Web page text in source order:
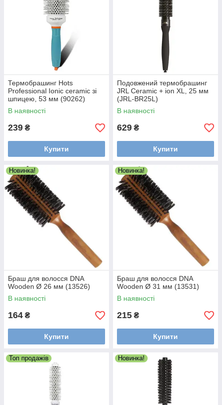
Термобрашинг Hots
Professional Ionic ceramic зі
шпицею, 53 мм (90262)
В наявності
239 ₴
Купити
Подовжений термобрашинг
JRL Ceramic + ion XL, 25 мм
(JRL-BR25L)
В наявності
629 ₴
Купити
Новинка!
Браш для волосся DNA
Wooden Ø 26 мм (13526)
В наявності
164 ₴
Купити
Новинка!
Браш для волосся DNA
Wooden Ø 31 мм (13531)
В наявності
215 ₴
Купити
Топ продажів Новинка!